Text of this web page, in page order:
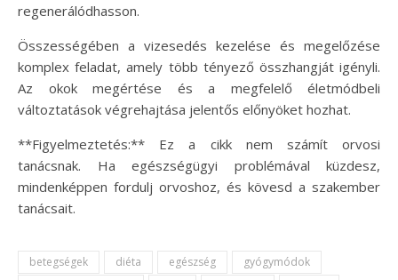
regenerálódhasson.
Összességében a vizesedés kezelése és megelőzése
komplex feladat, amely több tényező összhangját igényli.
Az okok megértése és a megfelelő életmódbeli
változtatások végrehajtása jelentős előnyöket hozhat.
**Figyelmeztetés:** Ez a cikk nem számít orvosi
tanácsnak. Ha egészségügyi problémával küzdesz,
mindenképpen fordulj orvoshoz, és kövesd a szakember
tanácsait.
betegségek diéta egészség
gyógymódok